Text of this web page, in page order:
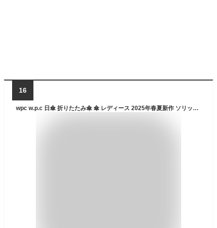
16
wpc w.p.c 日傘 折りたたみ傘 傘 レディース 2025年春夏新作 ソリッド ミニ 完全遮光 雨傘 晴雨兼用 軽量 丈夫 撥水 uvカット おしゃれ かわいい ブランド 紫外線対策 白 黒 紺 ホワイト ブラック ベージュ ネイビー ピンク SOLID mini 801-11626-102